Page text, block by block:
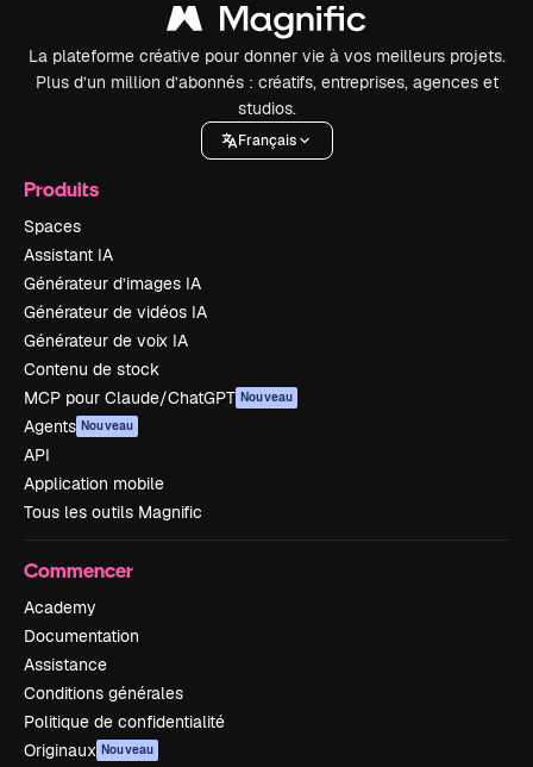
La plateforme créative pour donner vie à vos meilleurs projets.
Plus d’un million d’abonnés : créatifs, entreprises, agences et
studios.
Français
Produits
Spaces
Assistant IA
Générateur d’images IA
Générateur de vidéos IA
Générateur de voix IA
Contenu de stock
MCP pour Claude/ChatGPT Nouveau
Agents Nouveau
API
Application mobile
Tous les outils Magnific
Commencer
Academy
Documentation
Assistance
Conditions générales
Politique de confidentialité
Originaux Nouveau